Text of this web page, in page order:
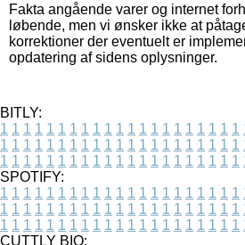
Fakta angående varer og internet
løbende, men vi ønsker ikke at
korrektioner der eventuelt er
opdatering af sidens oplysninger.
BITLY:
1 1 1 1 1 1 1 1 1 1 1 1 1 1 1 1 1 1 1 1 1
1 1 1 1 1 1 1 1 1 1 1 1 1 1 1 1 1 1 1 1 1
1 1 1 1 1 1 1 1 1 1 1 1 1 1 1 1 1 1 1 1 1
SPOTIFY:
1 1 1 1 1 1 1 1 1 1 1 1 1 1 1 1 1 1 1 1 1
1 1 1 1 1 1 1 1 1 1 1 1 1 1 1 1 1 1 1 1 1
1 1 1 1 1 1 1 1 1 1 1 1 1 1 1 1 1 1 1 1 1
CUTTLY BIO: